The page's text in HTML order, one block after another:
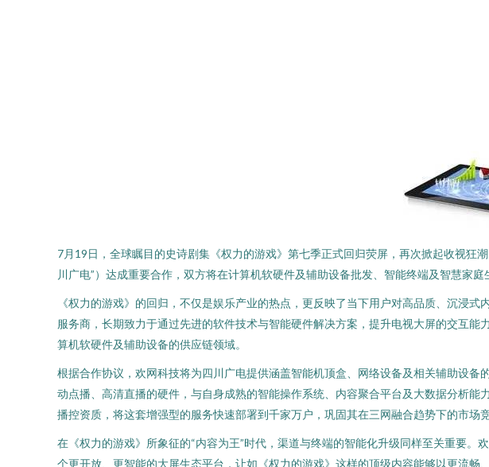
7月19日，全球瞩目的史诗剧集《权力的游戏》第七季正式回归荧屏，再次掀起收视
川广电”）达成重要合作，双方将在计算机软硬件及辅助设备批发、智能终端及智慧家
《权力的游戏》的回归，不仅是娱乐产业的热点，更反映了当下用户对高品质、沉浸
服务商，长期致力于通过先进的软件技术与智能硬件解决方案，提升电视大屏的交互
算机软硬件及辅助设备的供应链领域。
根据合作协议，欢网科技将为四川广电提供涵盖智能机顶盒、网络设备及相关辅助设
动点播、高清直播的硬件，与自身成熟的智能操作系统、内容聚合平台及大数据分析
播控资质，将这套增强型的服务快速部署到千家万户，巩固其在三网融合趋势下的市场竞
在《权力的游戏》所象征的“内容为王”时代，渠道与终端的智能化升级同样至关重要
个更开放、更智能的大屏生态平台，让如《权力的游戏》这样的顶级内容能够以更流